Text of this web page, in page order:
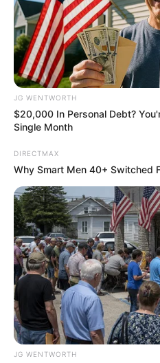
6 Best 90’s Action
JG WENTWORTH
$20,000 In Personal Debt?
Single Month
DIRECTMAX
Why Smart Men 40+ Switched
JG WENTWORTH